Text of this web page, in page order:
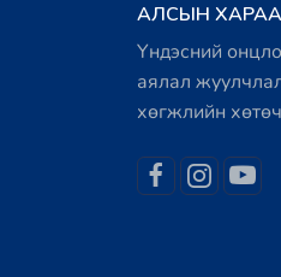
АЛСЫН ХАРАА
Үндэсний
аялал
хөгжлийн